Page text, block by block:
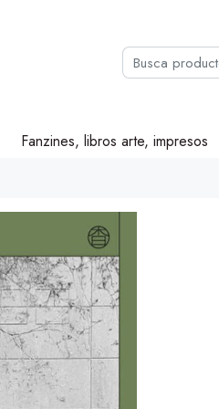
Fanzines, libros arte, impresos